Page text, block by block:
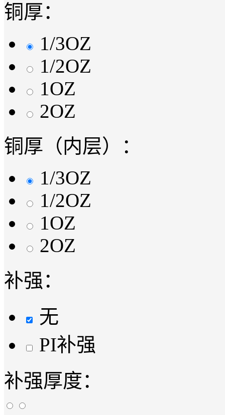
铜厚：
1/3OZ
1/2OZ
1OZ
2OZ
铜厚（内层）：
1/3OZ
1/2OZ
1OZ
2OZ
补强：
无
PI补强
补强厚度：